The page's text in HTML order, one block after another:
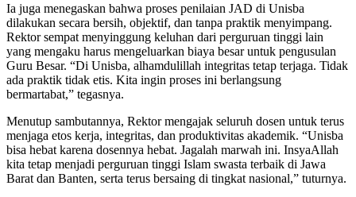
Ia juga menegaskan bahwa proses penilaian JAD di Unisba
dilakukan secara bersih, objektif, dan tanpa praktik menyimpang.
Rektor sempat menyinggung keluhan dari perguruan tinggi lain
yang mengaku harus mengeluarkan biaya besar untuk pengusulan
Guru Besar. “Di Unisba, alhamdulillah integritas tetap terjaga. Tidak
ada praktik tidak etis. Kita ingin proses ini berlangsung
bermartabat,” tegasnya.
Menutup sambutannya, Rektor mengajak seluruh dosen untuk terus
menjaga etos kerja, integritas, dan produktivitas akademik. “Unisba
bisa hebat karena dosennya hebat. Jagalah marwah ini. InsyaAllah
kita tetap menjadi perguruan tinggi Islam swasta terbaik di Jawa
Barat dan Banten, serta terus bersaing di tingkat nasional,” tuturnya.